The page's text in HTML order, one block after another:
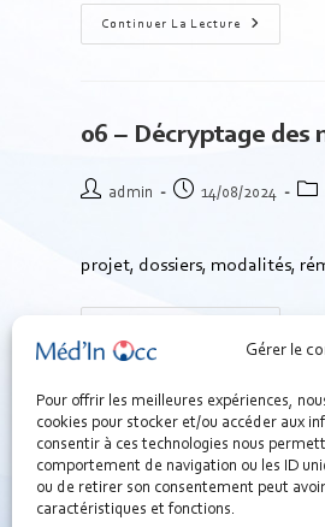
Gérer le
Pour offrir les meilleures expériences,
cookies pour stocker et/ou accéder aux
consentir à ces technologies nous
comportement de navigation ou les ID
ou de retirer son consentement peut
caractéristiques et fonctions.
Continuer La Lecture
06 – Décryptage des
admin 14/08/2024
projet, dossiers, modalités,